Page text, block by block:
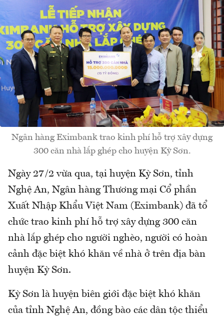
Ngân hàng Eximbank trao kinh phí hỗ trợ xây dựng
300 căn nhà lắp ghép cho huyện Kỳ Sơn.
Ngày 27/2 vừa qua, tại huyện Kỳ Sơn, tỉnh
Nghệ An, Ngân hàng Thương mại Cổ phần
Xuất Nhập Khẩu Việt Nam (Eximbank) đã tổ
chức trao kinh phí hỗ trợ xây dựng 300 căn
nhà lắp ghép cho người nghèo, người có hoàn
cảnh đặc biệt khó khăn về nhà ở trên địa bàn
huyện Kỳ Sơn.
Kỳ Sơn là huyện biên giới đặc biệt khó khăn
của tỉnh Nghệ An, đồng bào các dân tộc thiểu